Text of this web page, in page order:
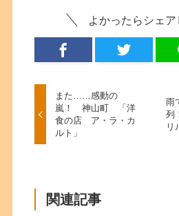
よかったらシェア
また……感動の
嵐！ 神山町 「洋
食の店 ア・ラ・カ
ルト」
雨
列
リ
関連記事